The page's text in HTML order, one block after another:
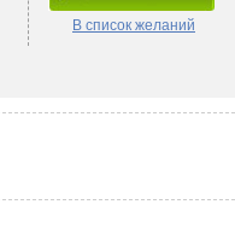
В список желаний